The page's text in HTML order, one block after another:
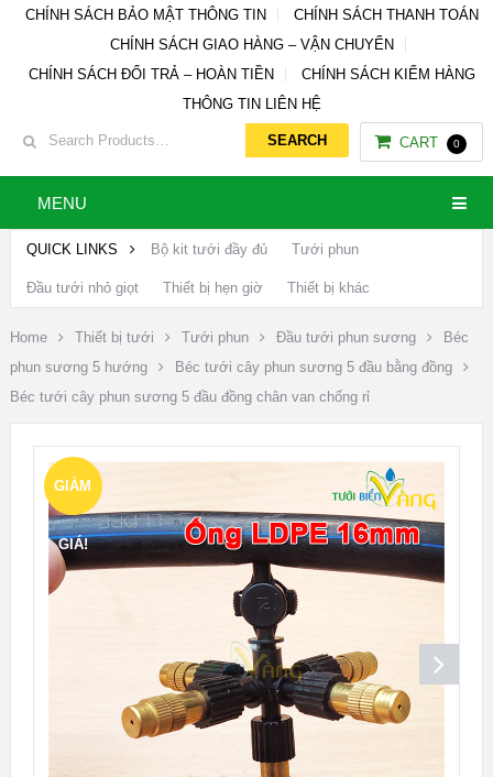
CHÍNH SÁCH BẢO MẬT THÔNG TIN
CHÍNH SÁCH THANH TOÁN
CHÍNH SÁCH GIAO HÀNG – VẬN CHUYỂN
CHÍNH SÁCH ĐỔI TRẢ – HOÀN TIỀN
CHÍNH SÁCH KIỂM HÀNG
THÔNG TIN LIÊN HỆ
CART 0
MENU
QUICK LINKS Bộ kit tưới đầy đủ Tưới phun
Đầu tưới nhỏ giọt Thiết bị hẹn giờ Thiết bị khác
Home Thiết bị tưới Tưới phun Đầu tưới phun sương
Béc
phun sương 5 hướng
Béc tưới cây phun sương 5 đầu bằng đồng
Béc tưới cây phun sương 5 đầu đồng chân van chống rỉ
GIẢM
GIÁ!